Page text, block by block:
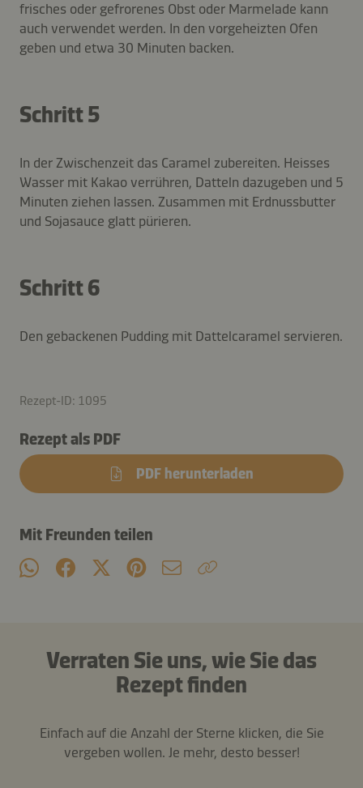
frisches oder gefrorenes Obst oder Marmelade kann
auch verwendet werden. In den vorgeheizten Ofen
geben und etwa 30 Minuten backen.
Schritt 5
In der Zwischenzeit das Caramel zubereiten. Heisses
Wasser mit Kakao verrühren, Datteln dazugeben und 5
Minuten ziehen lassen. Zusammen mit Erdnussbutter
und Sojasauce glatt pürieren.
Schritt 6
Den gebackenen Pudding mit Dattelcaramel servieren.
Rezept-ID: 1095
Rezept als PDF
PDF herunterladen
Mit Freunden teilen
Verraten Sie uns, wie Sie das
Rezept finden
Einfach auf die Anzahl der Sterne klicken, die Sie
vergeben wollen. Je mehr, desto besser!